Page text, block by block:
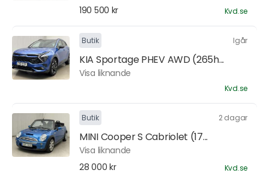
190 500 kr
Kvd.se
Butik Igår
KIA Sportage PHEV AWD (265h...
Visa liknande
Kvd.se
Butik 2 dagar
MINI Cooper S Cabriolet (17...
Visa liknande
28 000 kr
Kvd.se